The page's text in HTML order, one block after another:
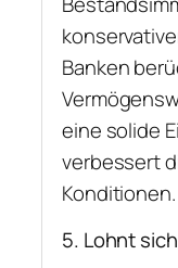
Banken
eine solide
verbessert
Konditionen.
5. Lohnt